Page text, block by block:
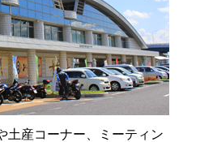
土産コーナー、ミーティン